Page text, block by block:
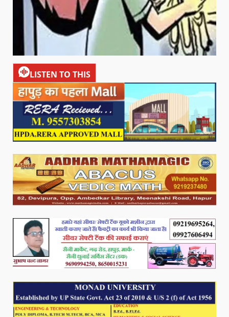
LISTEN TO THIS